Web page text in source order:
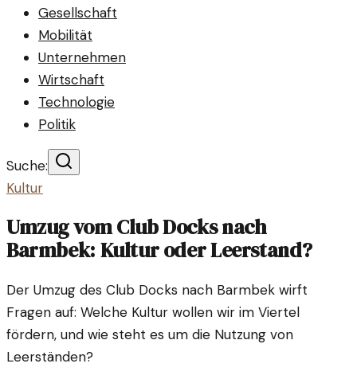
Gesellschaft
Mobilität
Unternehmen
Wirtschaft
Technologie
Politik
Suche:
Kultur
Umzug vom Club Docks nach
Barmbek: Kultur oder Leerstand?
Der Umzug des Club Docks nach Barmbek wirft
Fragen auf: Welche Kultur wollen wir im Viertel
fördern, und wie steht es um die Nutzung von
Leerständen?